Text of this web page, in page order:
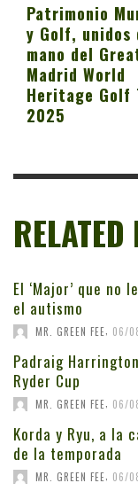
Patrimonio
y Golf, unidos
mano del
Madrid World
Heritage Golf
2025
El ‘Major’ que no
el autismo
MR. GREEN FEE, 06/
Padraig
Ryder Cup
MR. GREEN FEE 06/
Korda y Ryu, a la
de la temporada
MR. GREEN FEE 06/